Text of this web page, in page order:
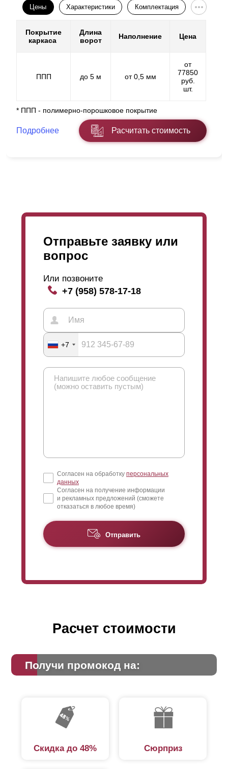
Цены Характеристики Комплектация
Покрытие
каркаса
Длина
ворот
Наполнение Цена
ППП до 5 м от 0,5 мм
от
77850
руб.
шт.
* ППП - полимерно-порошковое покрытие
Подробнее Расчитать стоимость
Отправьте заявку или
вопрос
Или позвоните
+7 (958) 578-17-18
+7
Согласен на обработку персональных
данных
Согласен на получение информации
и рекламных предложений (сможете
отказаться в любое время)
Отправить
Расчет стоимости
Получи промокод на:
Скидка до 48% Сюрприз